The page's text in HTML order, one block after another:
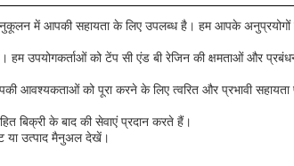
में आपकी सहायता के लिए उपलब्ध है। हम आपके अनुप्रयोगों
हम उपयोगकर्ताओं को टेंप सी एंड बी रेजिन की क्षमताओं और
आवश्यकताओं को पूरा करने के लिए त्वरित और प्रभावी सहायता
बिक्री के बाद की सेवाएं प्रदान करते हैं।
या उत्पाद मैनुअल देखें।